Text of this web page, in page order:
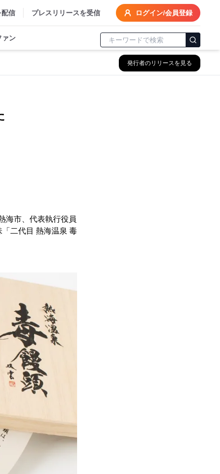
配信 プレスリリースを受信 ログイン/会員登録
ァン
発行者のリリースを見る
海市、代表執行役員
二代目 熱海温泉 毒